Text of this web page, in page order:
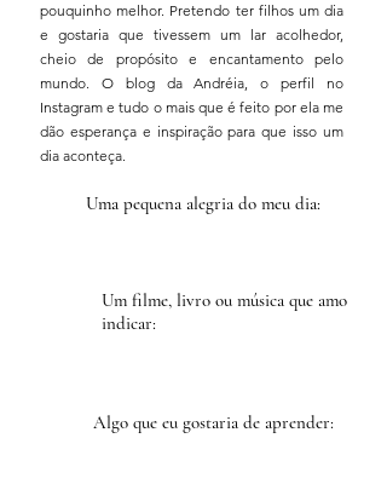
pouquinho melhor. Pretendo ter filhos um dia
e gostaria que tivessem um lar acolhedor,
cheio de propósito e encantamento pelo
mundo. O blog da Andréia, o perfil no
Instagram e tudo o mais que é feito por ela me
dão esperança e inspiração para que isso um
dia aconteça.
Uma pequena alegria do meu dia:
Um filme, livro ou música que amo
indicar:
Algo que eu gostaria de aprender: